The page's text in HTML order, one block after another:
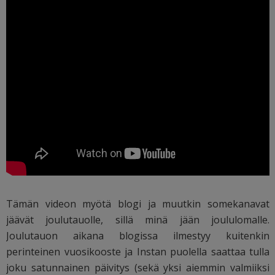
Tämän videon myötä blogi ja muutkin somekanavat
jäävät joulutauolle, sillä minä jään joululomalle.
Joulutauon aikana blogissa ilmestyy kuitenkin
perinteinen vuosikooste ja Instan puolella saattaa tulla
joku satunnainen päivitys (sekä yksi aiemmin valmiiksi